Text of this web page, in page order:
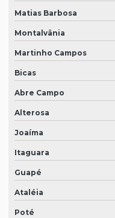
Matias Barbosa
Montalvânia
Martinho Campos
Bicas
Abre Campo
Alterosa
Joaíma
Itaguara
Guapé
Ataléia
Poté